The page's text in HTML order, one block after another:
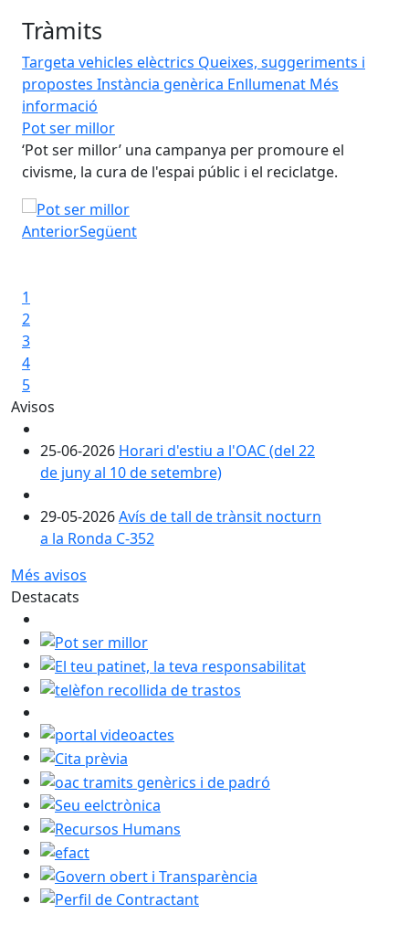
Tràmits
Targeta vehicles elèctrics Queixes, suggeriments i
propostes Instància genèrica Enllumenat Més
informació
Pot ser millor
‘Pot ser millor’ una campanya per promoure el
civisme, la cura de l'espai públic i el reciclatge.
Pot ser millor
AnteriorSegüent
1
2
3
4
5
Avisos
25-06-2026 Horari d'estiu a l'OAC (del 22
de juny al 10 de setembre)
29-05-2026Avís de tall de trànsit nocturn
a la Ronda C-352
Més avisos
Destacats
Pot ser millor
El teu patinet, la teva responsabilitat
telèfon recollida de trastos
portal videoactes
Cita prèvia
oac tramits genèrics i de padró
Seu eelctrònica
Recursos Humans
efact
Govern obert i Transparència
Perfil de Contractant